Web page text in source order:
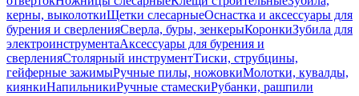
керны, выколоткиЩетки слесарныеОснастка и аксессуары для
бурения и сверленияСверла, буры, зенкерыКоронкиЗубила для
электроинструментаАксессуары для бурения и
сверленияСтолярный инструментТиски, струбцины,
гейферные зажимыРучные пилы, ножовкиМолотки, кувалды,
киянкиНапильникиРучные стамескиРубанки, рашпили